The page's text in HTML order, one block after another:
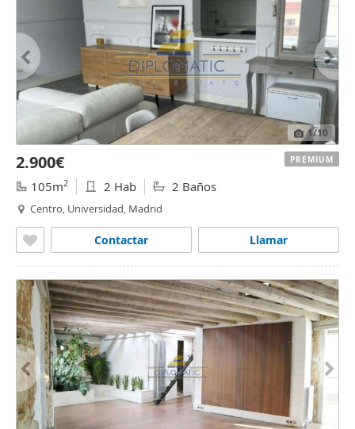
1/10
2.900€
105m2 2 Hab 2 Baños
Centro, Universidad, Madrid
Llamar
Contactar
PREMIUM